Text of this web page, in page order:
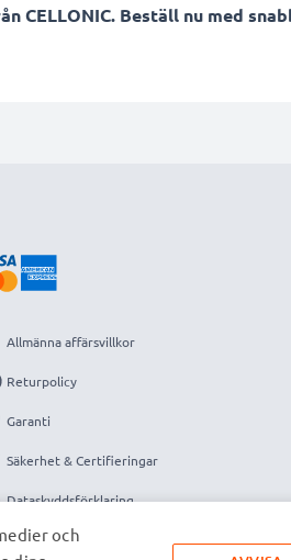
Beställ nu med
Allmänna affärsvillkor
Returpolicy
Garanti
Säkerhet & Certifieringar
Dataskyddsförklaring
Impressum
och